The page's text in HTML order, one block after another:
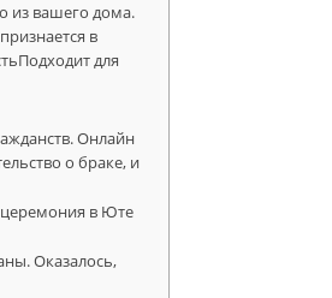
из вашего дома.
в
для
Онлайн
о браке, и
церемония в Юте
Оказалось,